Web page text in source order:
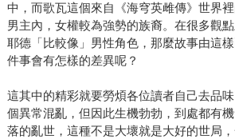
中，而歌瓦這個來自《海穹英雌傳》世界
男主內，女權較為強勢的族裔。在很多觀
耶德「比較像」男性角色，那麼故事由這
件事會有怎樣的差異呢？
這其中的精彩就要勞煩各位讀者自己去品
個異常混亂，但因此生機勃勃，到處都有
落的亂世，這種不是大壞就是大好的世局